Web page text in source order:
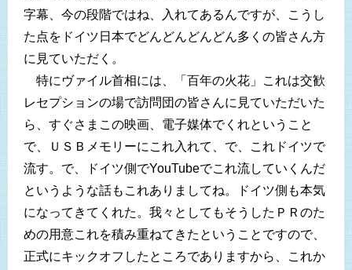
字幕、今の段階ではね、入れてあるんですが、こうし
た点をドイツ日本でどんどんどんどん多くの皆さん方
に見ていただく。
特にヴァイル首相には、「百年の火花」これは交歓
レセプションの場で訪問団の皆さんに見ていただいた
ら、すぐさまこの映画、電子媒体でくれということ
で、ＵＳＢメモリーにこれ入れて、で、これドイツで
流す。で、ドイツ側でYouTubeでこれ流していくんだ
というような話もこれありましてね。ドイツ側も本気
になってきてくれた。我々としてもそうしたＰＲのた
めの用意これを積み重ねてきたということですので、
正式にキックオフしたところでありますから、これか